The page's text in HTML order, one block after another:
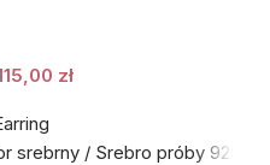
zł
srebrny / Srebro próby 925